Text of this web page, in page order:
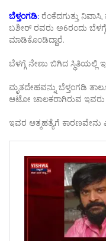
ಬೆಳ್ತಂಗಡಿ: ರೆಂಕೆದಗುತ್ತು
ಬಶೀರ್ ರವರು ಅ6ರಂದು
ಮಾಡಿಕೊಂಡಿದ್ದಾರೆ.
ಬೆಳಗ್ಗೆ ನೇಣು ಬಿಗಿದ
ಮೃತದೇಹವನ್ನು ಬೆಳ್ತಂಗಡಿ
ಆಟೋ ಚಾಲಕರಾಗಿರುವ ಇವರು
ಇವರ ಆತ್ಮಹತ್ಯೆಗೆ ಕಾರಣವೇನು